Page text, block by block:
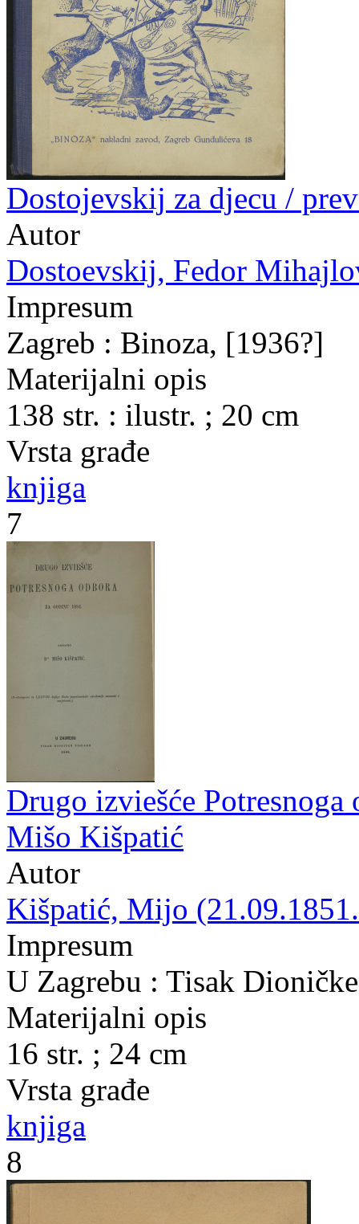
Dostojevskij za djecu /
Autor
Dostoevskij, Fedor
Impresum
Zagreb : Binoza, [1936?]
Materijalni opis
138 str. : ilustr. ; 20 cm
Vrsta građe
knjiga
7
Drugo izviešće
Mišo Kišpatić
Autor
Kišpatić, Mijo
Impresum
U Zagrebu : Tisak
Materijalni opis
16 str. ; 24 cm
Vrsta građe
knjiga
8